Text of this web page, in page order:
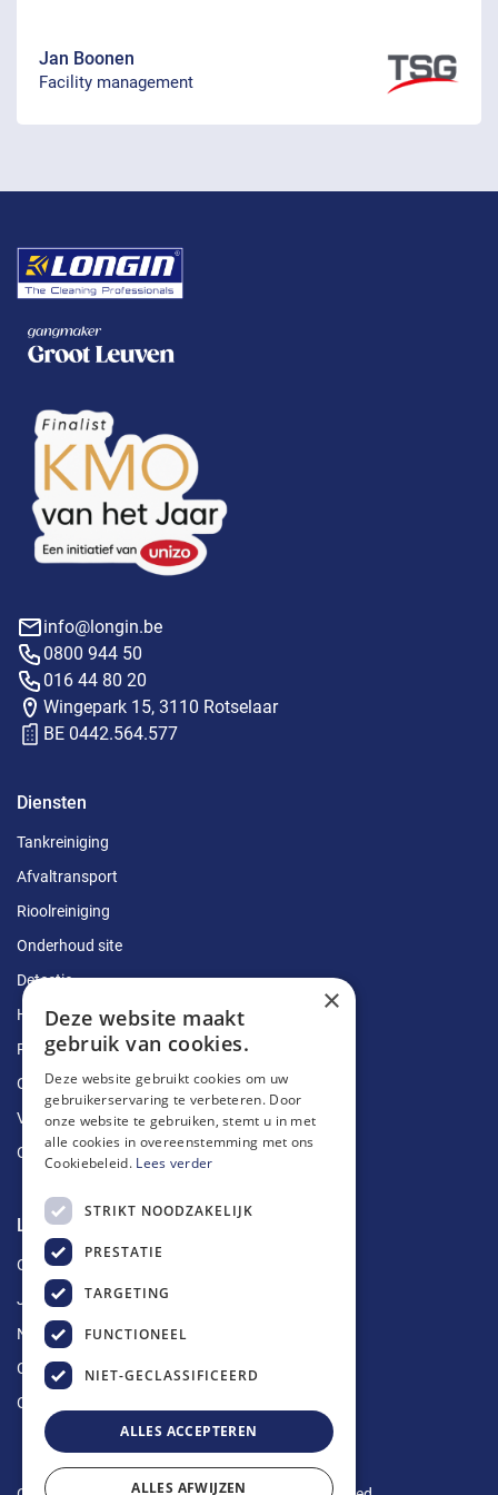
Jan Boonen
Facility management
info@longin.be
0800 944 50
016 44 80 20
Wingepark 15, 3110 Rotselaar
BE 0442.564.577
Diensten
Tankreiniging
Afvaltransport
Rioolreiniging
Onderhoud site
Detectie
Herstellingen
Ruimingen
Ontstoppingen
Vetputten
Ontkalking
Longin Service
Over ons
Jobs
Nieuws
Contact
Offerte aanvragen
×
Deze website maakt
gebruik van cookies.
Deze website gebruikt cookies om uw
gebruikerservaring te verbeteren. Door
onze website te gebruiken, stemt u in met
alle cookies in overeenstemming met ons
Cookiebeleid. Lees verder
STRIKT NOODZAKELIJK
PRESTATIE
TARGETING
FUNCTIONEEL
NIET-GECLASSIFICEERD
ALLES ACCEPTEREN
ALLES AFWIJZEN